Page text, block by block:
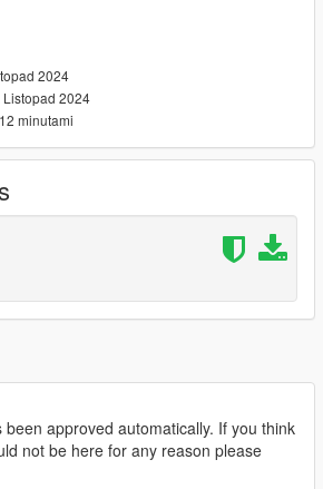
--
2024
Listopad 2024
minutami
been approved automatically. If you think
not be here for any reason please